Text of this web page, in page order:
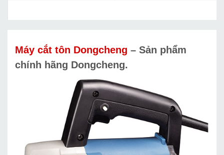
Máy cắt tôn Dongcheng – Sản phẩm
chính hãng Dongcheng.